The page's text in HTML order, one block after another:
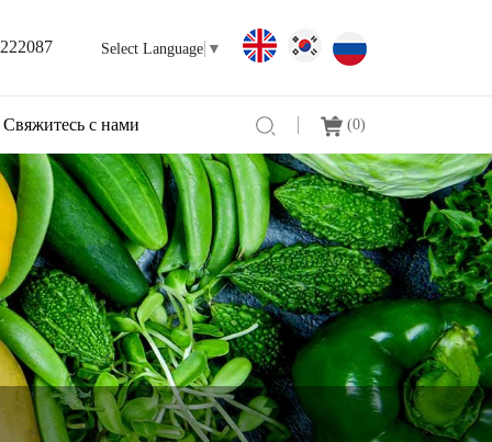
Select Language ▼
Свяжитесь с нами (0)